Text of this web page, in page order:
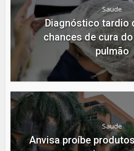
Saude
Diagnóstico tardio
chances de cura
pulmão
Saude
Anvisa proíbe